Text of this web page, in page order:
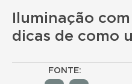
Iluminação
dicas de como
FONTE: